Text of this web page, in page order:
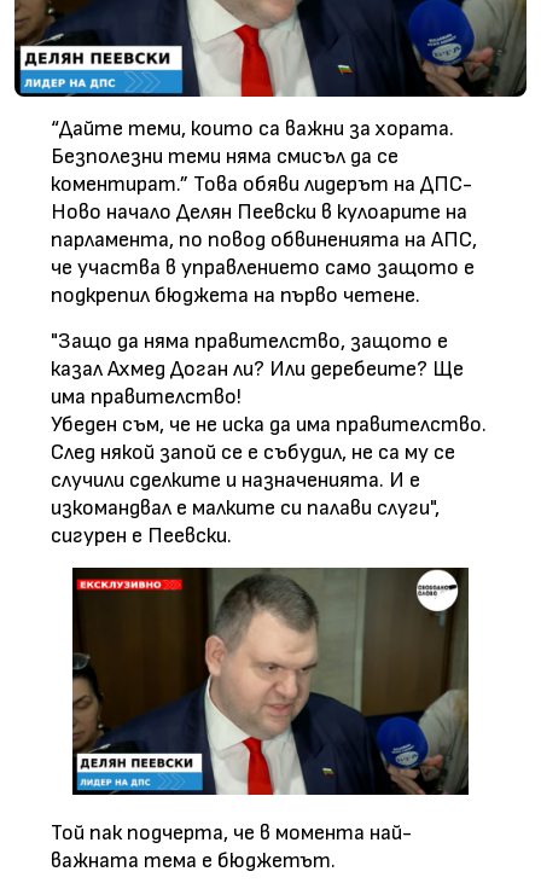
“Дайте теми, които са важни за хората.
Безполезни теми няма смисъл да се
коментират.” Това обяви лидерът на ДПС-
Ново начало Делян Пеевски в кулоарите на
парламента, по повод обвиненията на АПС,
че участва в управлението само защото е
подкрепил бюджета на първо четене.
"Защо да няма правителство, защото е
казал Ахмед Доган ли? Или деребеите? Ще
има правителство!
Убеден съм, че не иска да има правителство.
След някой запой се е събудил, не са му се
случили сделките и назначенията. И е
изкомандвал е малките си палави слуги",
сигурен е Пеевски.
Той пак подчерта, че в момента най-
важната тема е бюджетът.